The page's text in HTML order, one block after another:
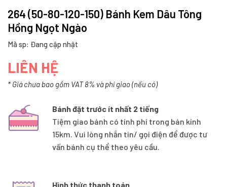
264 (50-80-120-150) Bánh Kem Dâu Tông
Hồng Ngọt Ngào
Mã sp: Đang cập nhật
LIÊN HỆ
* Giá chưa bao gồm VAT 8% và phí giao (nếu có)
Bánh đặt trước ít nhất 2 tiếng
Tiệm giao bánh có tính phí trong bán kính
15km. Vui lòng nhắn tin/ gọi điện để được tư
vấn bánh cụ thể theo yêu cầu.
Hình thức thanh toán